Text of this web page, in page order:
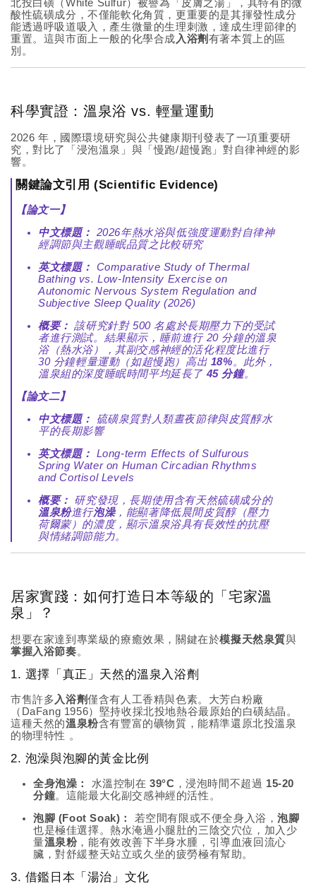
北投白磺（White Sulfur）被譽為「皮膚之湯」，其特有的微
酸性硫磺成分，不僅能軟化角質，更重要的是其揮發性成分
能透過呼吸道吸入，產生微量的生理刺激，達成生理節律的
重置。這與市面上一般的化學合成 入浴劑有著本質上的區
別。
科學實證：溫泉浴 vs. 輕量運動
2026 年，國際環境研究與公共健康期刊發表了一項重要研
究，對比了「浸泡溫泉」與「慢跑/超慢跑」對自律神經的影
響。
關鍵論文引用 (Scientific Evidence)
【論文一】
中文標題： 2026年熱水浴與低強度運動對自律神
經調節與主觀睡眠品質之比較研究
英文標題： Comparative Study of Thermal
Bathing vs. Low-Intensity Exercise on
Autonomic Nervous System Regulation and
Subjective Sleep Quality (2026)
概要： 該研究針對 500 名處於長期壓力下的受試
者進行測試。結果顯示，睡前進行 20 分鐘的溫泉
浴（熱水浴），其副交感神經的活化程度比進行
30 分鐘輕量運動（如超慢跑）高出 18%。此外，
溫泉組的深度睡眠時間平均延長了 45 分鐘。
【論文二】
中文標題：
硫磺泉質對人類晝夜節律與皮質醇水
平的長期影響
英文標題： Long-term Effects of Sulfurous
Spring Water on Human Circadian Rhythms
and Cortisol Levels
概要： 研究發現，長期使用含有天然硫磺成分的
溫泉粉進行泡澡，能顯著降低晨間皮質醇（壓力
荷爾蒙）的濃度，顯示溫泉浴具有長效性的抗壓
與情緒調節能力。
居家實踐：如何打造日本等級的「宅家溫
泉」？
想要在家達到專業級的療癒效果，關鍵在於模擬天然泉質與
掌握入浴節奏。
1. 選擇「真正」天然的溫泉入浴劑
市售許多 入浴劑僅含有人工香精與色素。大芳白粉廠
（DaFang 1956）堅持收採北投地熱谷最原始的白磺結晶。
這種天然的溫泉粉含有豐富的礦物質，能精準還原北投溫泉
的物理特性 。
2. 泡澡與泡腳的黃金比例
全身泡澡： 水溫控制在39°C ，浸泡時間不超過 15-20
分鐘。這能最大化副交感神經的活性。
泡腳 (Foot Soak)：
若空間有限或不便全身入浴，泡腳
也是極佳選擇。熱水淹過小腿肚的三陰交穴位，加入少
量溫泉粉，能有效改善下半身水腫，引導血液回流心
臟，對舒緩整天站立或久坐的疲勞極有幫助。
3. 借鑑日本「湯治」文化